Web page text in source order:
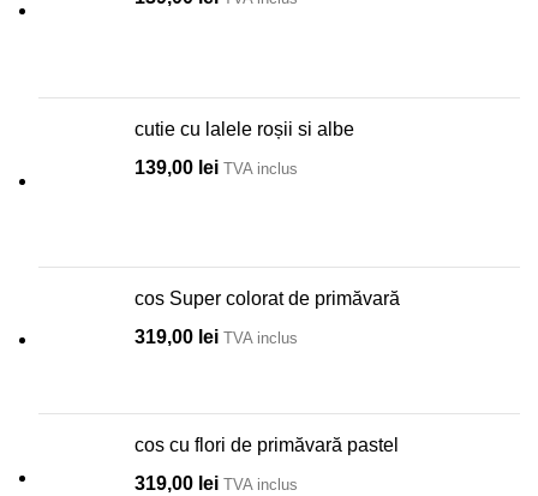
cutie cu lalele roșii si albe
139,00 lei TVA inclus
cos Super colorat de primăvară
319,00 lei TVA inclus
cos cu flori de primăvară pastel
319,00 lei TVA inclus